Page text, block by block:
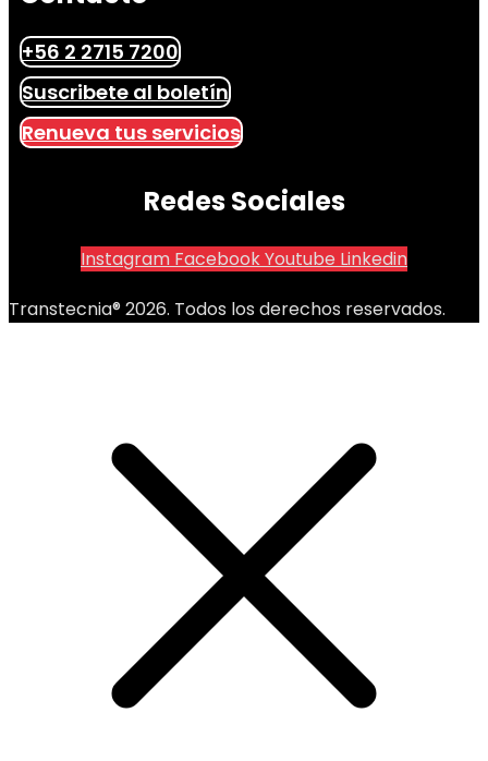
+56 2 2715 7200
Suscribete al boletín
Renueva tus servicios
Redes Sociales
Instagram FacebookYoutube Linkedin
Transtecnia® 2026. Todos los derechos reservados.